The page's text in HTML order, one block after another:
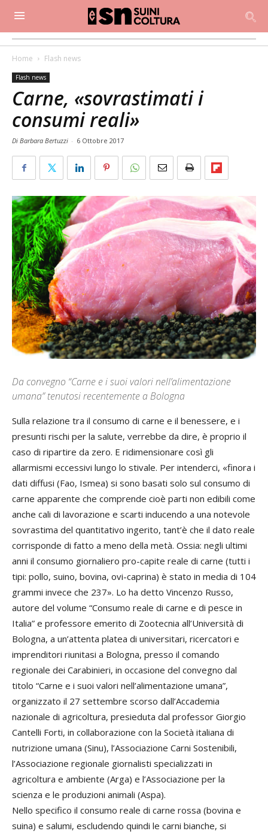
Home Flash news
Flash news
Carne, «sovrastimati i
consumi reali»
Di Barbara Bertuzzi - 6 Ottobre 2017
Da convegno “Carne e i suoi valori nell’alimentazione
umana” tenutosi recentemente a Bologna
Sulla relazione tra il consumo di carne e il benessere, e i
presunti rischi per la salute, verrebbe da dire, è proprio il
caso di ripartire da zero. E ridimensionare così gli
allarmismi eccessivi lungo lo stivale. Per intenderci, «finora i
dati diffusi (Fao, Ismea) si sono basati solo sul consumo di
carne apparente che comprende cioè parti non edibili come
anche cali di lavorazione e scarti inducendo a una notevole
sovrastima del quantitativo ingerito, tant’è che il dato reale
corrisponde di fatto a meno della metà. Ossia: negli ultimi
anni il consumo giornaliero pro-capite reale di carne (tutti i
tipi: pollo, suino, bovina, ovi-caprina) è stato in media di 104
grammi invece che 237». Lo ha detto Vincenzo Russo,
autore del volume “Consumo reale di carne e di pesce in
Italia” e professore emerito di Zootecnia all’Università di
Bologna, a un’attenta platea di universitari, ricercatori e
imprenditori riunitasi a Bologna, presso il comando
regionale dei Carabinieri, in occasione del convegno dal
titolo “Carne e i suoi valori nell’alimentazione umana”,
organizzato il 27 settembre scorso dall’Accademia
nazionale di agricoltura, presieduta dal professor Giorgio
Cantelli Forti, in collaborazione con la Società italiana di
nutrizione umana (Sinu), l’Associazione Carni Sostenibili,
l’Associazione regionale giornalisti specializzati in
agricoltura e ambiente (Arga) e l’Associazione per la
scienza e le produzioni animali (Aspa).
Nello specifico il consumo reale di carne rossa (bovina e
suina) e salumi, escludendo quindi le carni bianche, si